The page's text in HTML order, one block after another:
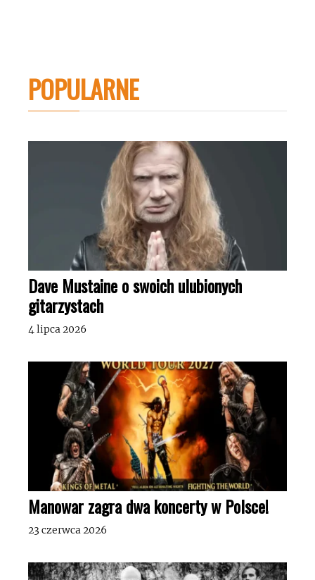
POPULARNE
Dave Mustaine o swoich ulubionych
gitarzystach
4 lipca 2026
Manowar zagra dwa koncerty w Polsce!
23 czerwca 2026